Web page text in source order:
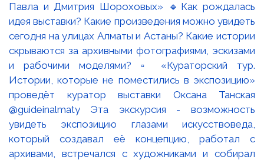
Павла и Дмитрия Шороховых» 🔹Как рождалась
идея выставки? Какие произведения можно увидеть
сегодня на улицах Алматы и Астаны? Какие истории
скрываются за архивными фотографиями, эскизами
и рабочими моделями? ▫️ «Кураторский тур.
Истории, которые не поместились в экспозицию»
проведёт куратор выставки Оксана Танская
@guideinalmaty Эта экскурсия - возможность
увидеть экспозицию глазами искусствоведа,
который создавал её концепцию, работал с
архивами, встречался с художниками и собирал